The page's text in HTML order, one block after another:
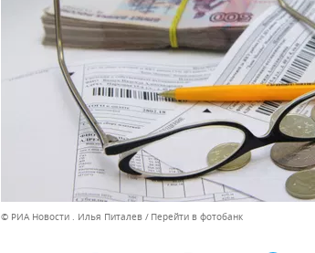
© РИА Новости . Илья Питалев Перейти в фотобанк